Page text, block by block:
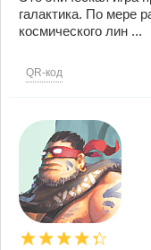
галактика. По мере
космического лин ...
QR-код